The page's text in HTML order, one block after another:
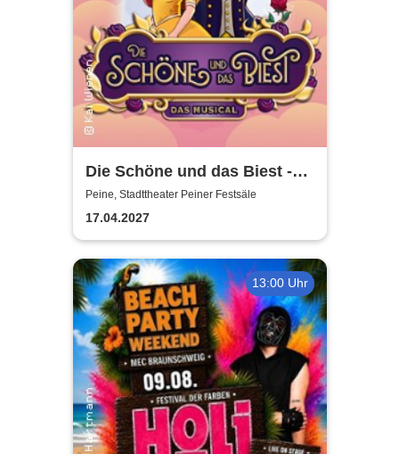
Die Schöne und das Biest -
das Musical | Theater Liberi
Peine, Stadttheater Peiner Festsäle
17.04.2027
13:00 Uhr